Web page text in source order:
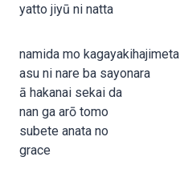
yatto jiyū ni natta
namida mo kagayakihajimeta
asu ni nare ba sayonara
ā hakanai sekai da
nan ga arō tomo
subete anata no
grace